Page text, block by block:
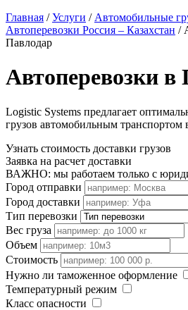
Главная /Услуги / Автомобильные
Автоперевозки Россия – Казахстан /
Павлодар
Автоперевозки в
Logistic Systems предлагает
грузов автомобильным транспортом
Узнать стоимость доставки грузов
Заявка на расчет доставки
ВАЖНО: мы работаем только с
Город отправки
Город доставки
Тип перевозки
Вес груза
Объем
Стоимость
Нужно ли таможенное оформление
Температурный режим
Класс опасности